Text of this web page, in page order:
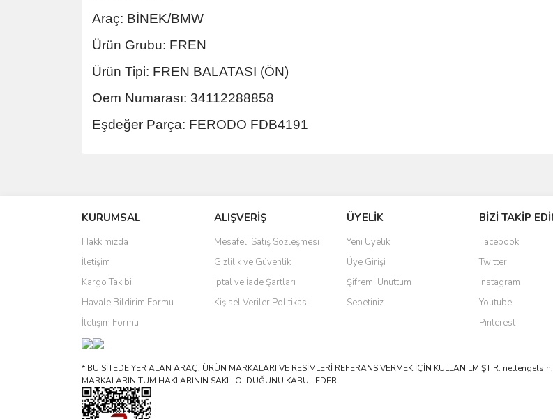
Araç: BİNEK/BMW
Ürün Grubu: FREN
Ürün Tipi: FREN BALATASI (ÖN)
Oem Numarası: 34112288858
Eşdeğer Parça: FERODO FDB4191
Ürün resmi kalitesiz, bozuk veya görüntülenemiyor.
Ürün açıklamasında eksik bilgiler bulunuyor.
Ürün bilgilerinde hatalar bulunuyor.
Ürün fiyatı diğer sitelerden daha pahalı.
Bu ürüne benzer farklı alternatifler olmalı.
KURUMSAL
Hakkımızda
İletişim
Kargo Takibi
Havale Bildirim Formu
İletişim Formu
ALIŞVERİŞ
Mesafeli Satış Sözleşmesi
Gizlilik ve Güvenlik
İptal ve İade Şartları
Kişisel Veriler Politikası
ÜYELİK
Yeni Üyelik
Üye Girişi
Şifremi Unuttum
Sepetiniz
BİZİ TAKİP
Facebook
Twitter
Instagram
Youtube
Pinterest
* BU SİTEDE YER ALAN ARAÇ, ÜRÜN MARKALARI VE RESİMLERİ REFERANS VERMEK İÇİN KULLANILMIŞTIR.
MARKALARIN TÜM HAKLARININ SAKLI OLDUĞUNU KABUL EDER.